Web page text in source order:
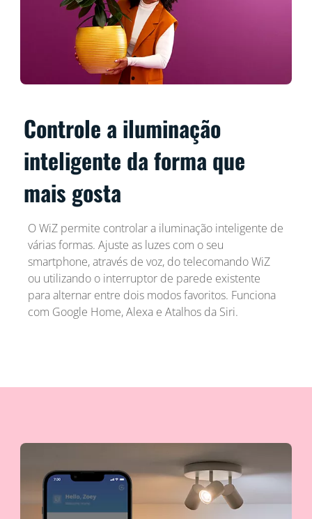
Controle a iluminação
inteligente da forma que
mais gosta
O WiZ permite controlar a iluminação inteligente de
várias formas. Ajuste as luzes com o seu
smartphone, através de voz, do telecomando WiZ
ou utilizando o interruptor de parede existente
para alternar entre dois modos favoritos. Funciona
com Google Home, Alexa e Atalhos da Siri.